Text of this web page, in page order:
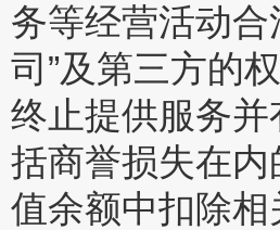
务等经营活动
司”及第三方的
终止提供服务并
括商誉损失在内
值余额中扣除相